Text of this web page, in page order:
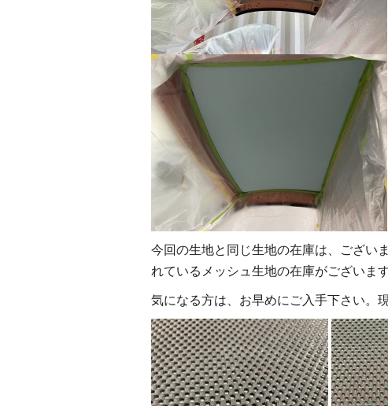
今回の生地と同じ生地の在庫は、ござい
れているメッシュ生地の在庫がございます
気になる方は、お早めにご入手下さい。